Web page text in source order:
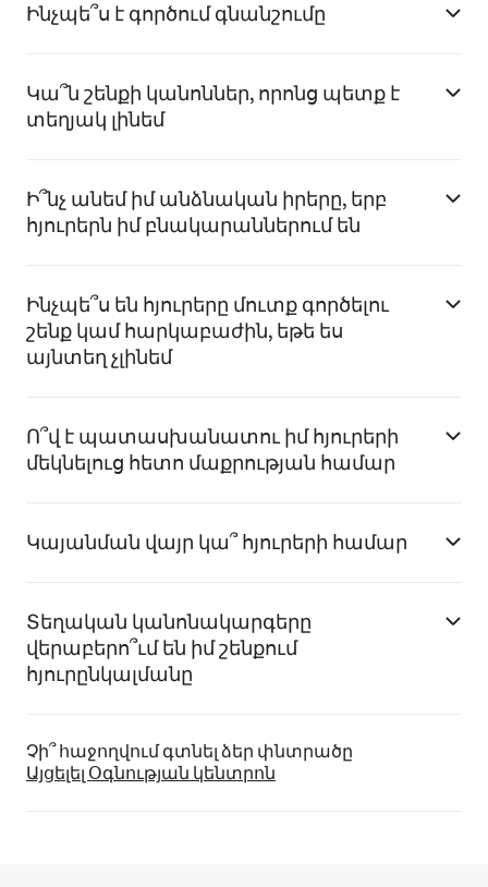
Ինչպե՞ս է գործում գնանշումը
Կա՞ն շենքի կանոններ, որոնց պետք է
տեղյակ լինեմ
Ի՞նչ անեմ իմ անձնական իրերը, երբ
հյուրերն իմ բնակարաններում են
Ինչպե՞ս են հյուրերը մուտք գործելու
շենք կամ հարկաբաժին, եթե ես
այնտեղ չլինեմ
Ո՞վ է պատասխանատու իմ հյուրերի
մեկնելուց հետո մաքրության համար
Կայանման վայր կա՞ հյուրերի համար
Տեղական կանոնակարգերը
վերաբերո՞ւմ են իմ շենքում
հյուրընկալմանը
Չի՞ հաջողվում գտնել ձեր փնտրածը
Այցելել Օգնության կենտրոն